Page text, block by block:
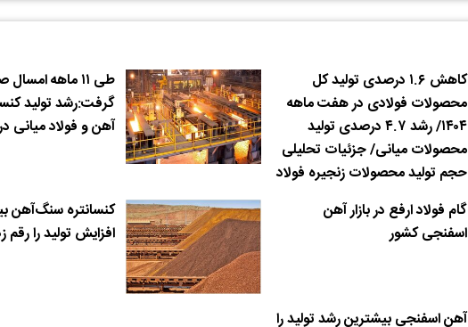
کاهش ۱.۶ درصدی تولید کل
محصولات فولادی در هفت ماهه
۱۴۰۴/ رشد ۴.۷ درصدی تولید
محصولات میانی/‌ جزئیات تحلیلی
حجم تولید محصولات زنجیره فولاد
طی ۱۱ ماهه
گرفت:رشد تولید
آهن و فولاد میانی
گام فولاد ارفع در بازار آهن
اسفنجی کشور
کنسانتره سنگ‌آهن
افزایش تولید را رقم
آهن اسفنجی بیشترین رشد تولید را